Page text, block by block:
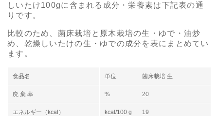
しいたけ100gに含まれる成分・栄養素は下記表の通
りです。
比較のため、菌床栽培と原木栽培の生・ゆで・油炒
め、乾燥しいたけの生・ゆでの成分を表にまとめてい
ます。
食品名 単位 菌床栽培 生
廃 棄 率 % 20
エネルギー（kcal） kcal/100 g 19